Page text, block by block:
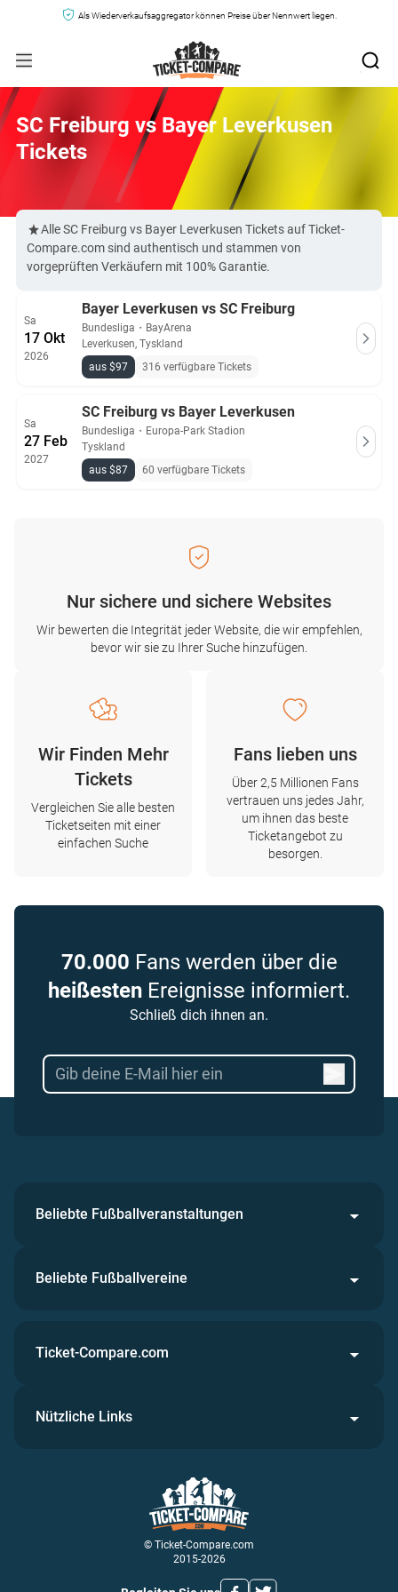
Als Wiederverkaufsaggregator können Preise über Nennwert liegen.
SC Freiburg vs Bayer Leverkusen
Tickets
Alle SC Freiburg vs Bayer Leverkusen Tickets auf Ticket-
Compare.com sind authentisch und stammen von
vorgeprüften Verkäufern mit 100% Garantie.
Sa
17 Okt
2026
Bayer Leverkusen vs SC Freiburg
Bundesliga ・ BayArena
Leverkusen, Tyskland
aus $97
316 verfügbare Tickets
Sa
27 Feb
2027
SC Freiburg vs Bayer Leverkusen
Bundesliga ・ Europa-Park Stadion
Tyskland
aus $87
60 verfügbare Tickets
Nur sichere und sichere Websites
Wir bewerten die Integrität jeder Website, die wir empfehlen,
bevor wir sie zu Ihrer Suche hinzufügen.
Wir Finden Mehr
Tickets
Vergleichen Sie alle besten
Ticketseiten mit einer
einfachen Suche
Fans lieben uns
Über 2,5 Millionen Fans
vertrauen uns jedes Jahr,
um ihnen das beste
Ticketangebot zu
besorgen.
70.000 Fans werden über die
heißesten Ereignisse informiert.
Schließ dich ihnen an.
Beliebte Fußballveranstaltungen
Beliebte Fußballvereine
© Ticket-Compare.com
2015-2026
Ticket-Compare.com
Nützliche Links